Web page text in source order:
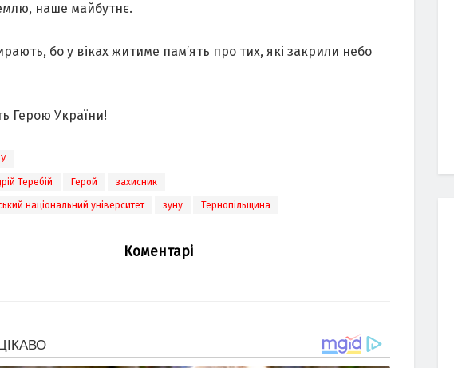
наше майбутнє.
бо у віках житиме пам’ять про тих, які закрили небо
Герою України!
Теребій Герой захисник
національний університет зуну Тернопільщина
Коментарі